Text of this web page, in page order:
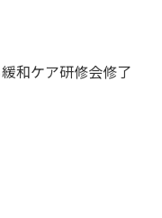
和ケア研修会修了